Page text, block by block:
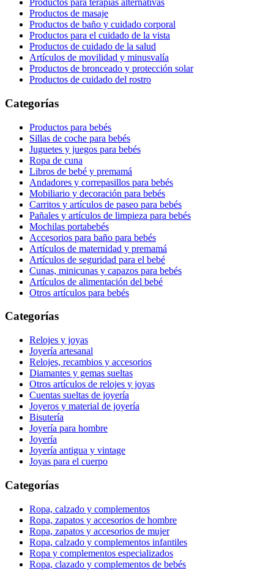
Productos para terapias alternativas
Productos de masaje
Productos de baño y cuidado corporal
Productos para el cuidado de la vista
Productos de cuidado de la salud
Artículos de movilidad y minusvalía
Productos de bronceado y protección solar
Productos de cuidado del rostro
Categorías
Productos para bebés
Sillas de coche para bebés
Juguetes y juegos para bebés
Ropa de cuna
Libros de bebé y premamá
Andadores y correpasillos para bebés
Mobiliario y decoración para bebés
Carritos y artículos de paseo para bebés
Pañales y artículos de limpieza para bebés
Mochilas portabebés
Accesorios para baño para bebés
Artículos de maternidad y premamá
Artículos de seguridad para el bebé
Cunas, minicunas y capazos para bebés
Artículos de alimentación del bebé
Otros artículos para bebés
Categorías
Relojes y joyas
Joyería artesanal
Relojes, recambios y accesorios
Diamantes y gemas sueltas
Otros artículos de relojes y joyas
Cuentas sueltas de joyería
Joyeros y material de joyería
Bisutería
Joyería para hombre
Joyería
Joyería antigua y vintage
Joyas para el cuerpo
Categorías
Ropa, calzado y complementos
Ropa, zapatos y accesorios de hombre
Ropa, zapatos y accesorios de mujer
Ropa, calzado y complementos infantiles
Ropa y complementos especializados
Ropa, clazado y complementos de bebés